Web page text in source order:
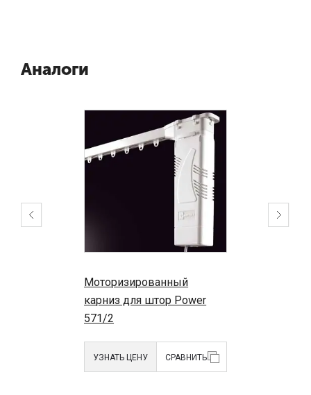
Аналоги
Моторизированный
карниз для штор Power
571/2
УЗНАТЬ ЦЕНУ СРАВНИТЬ